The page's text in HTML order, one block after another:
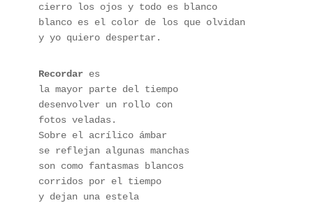
cierro los ojos y todo es blanco
blanco es el color de los que olvidan
y yo quiero despertar.
Recordar es
la mayor parte del tiempo
desenvolver un rollo con
fotos veladas.
Sobre el acrílico ámbar
se reflejan algunas manchas
son como fantasmas blancos
corridos por el tiempo
y dejan una estela